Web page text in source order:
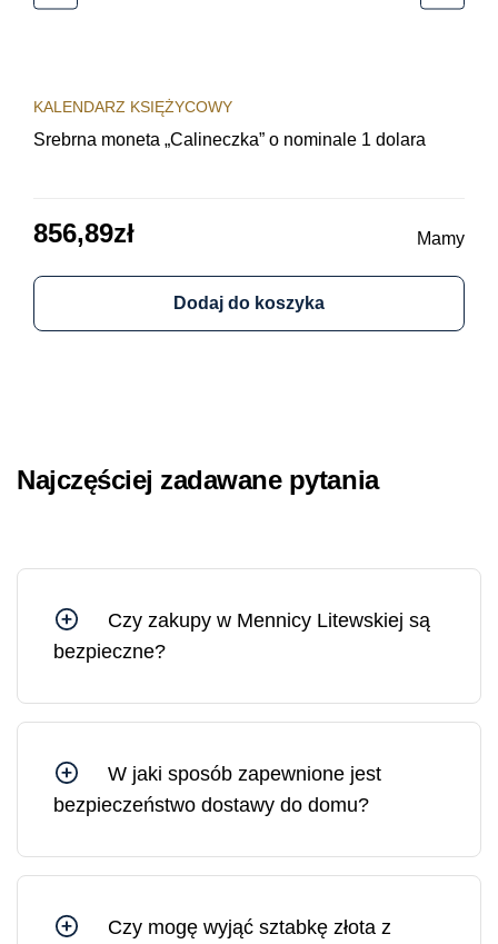
KALENDARZ KSIĘŻYCOWY
Srebrna moneta „Calineczka” o nominale 1 dolara
856,89zł Mamy
Dodaj do koszyka
Najczęściej zadawane pytania
Czy zakupy w Mennicy Litewskiej są
bezpieczne?
Mennicy Litewskiej, ponieważ jesteśmy spółką
Litewski.
W jaki sposób zapewnione jest
bezpieczeństwo dostawy do domu?
ubezpieczone. W razie potrzeby możesz
wybranej placówki pocztowej.
Czy mogę wyjąć sztabkę złota z